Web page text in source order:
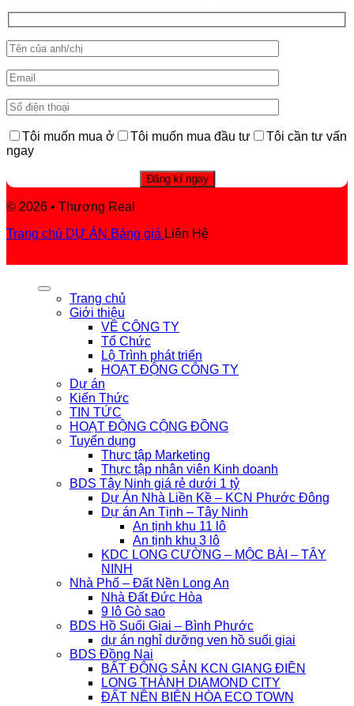
Tôi muốn mua ở Tôi muốn mua đầu tư
Tôi cần tư vấn
ngay
© 2026 • Thương Real
Trang chủ DỰ ÁN Bảng giá Liên Hệ
Trang chủ
Giới thiệu
VỀ CÔNG TY
Tổ Chức
Lộ Trình phát triển
HOẠT ĐỘNG CÔNG TY
Dự án
Kiến Thức
TIN TỨC
HOẠT ĐỘNG CỘNG ĐỒNG
Tuyển dụng
Thực tập Marketing
Thực tập nhân viên Kinh doanh
BDS Tây Ninh giá rẻ dưới 1 tỷ
Dự Án Nhà Liền Kề – KCN Phước Đông
Dự án An Tịnh – Tây Ninh
An tịnh khu 11 lô
An tịnh khu 3 lô
KDC LONG CƯỜNG – MỘC BÀI – TÂY
NINH
Nhà Phố – Đất Nền Long An
Nhà Đất Đức Hòa
9 lô Gò sao
BDS Hồ Suối Giai – Bình Phước
dự án nghỉ dưỡng ven hồ suối giai
BDS Đồng Nai
BẤT ĐỘNG SẢN KCN GIANG ĐIỀN
LONG THÀNH DIAMOND CITY
ĐẤT NỀN BIÊN HÒA ECO TOWN